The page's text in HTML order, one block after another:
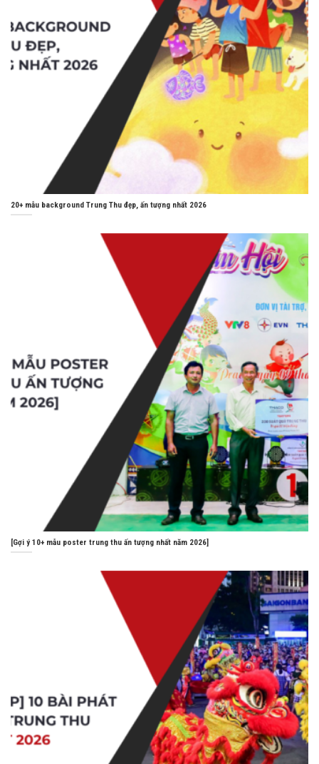
20+ mẫu background Trung Thu đẹp, ấn tượng nhất 2026
[Gợi ý 10+ mẫu poster trung thu ấn tượng nhất năm 2026]